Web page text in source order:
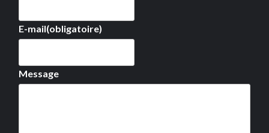
E-mail(obligatoire)
Message